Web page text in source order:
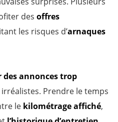
des offres
les risques d’arnaques
des annonces trop
Prendre le temps
le kilométrage affiché,